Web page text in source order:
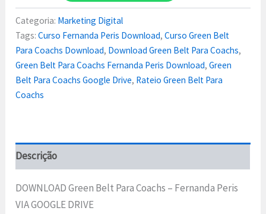
Categoria: Marketing Digital
Tags:Curso Fernanda Peris Download,Curso Green Belt
Para Coachs Download, Download Green Belt Para Coachs,
Green Belt Para Coachs Fernanda Peris Download,Green
Belt Para Coachs Google Drive, Rateio Green Belt Para
Coachs
Descrição
DOWNLOAD Green Belt Para Coachs – Fernanda Peris
VIA GOOGLE DRIVE